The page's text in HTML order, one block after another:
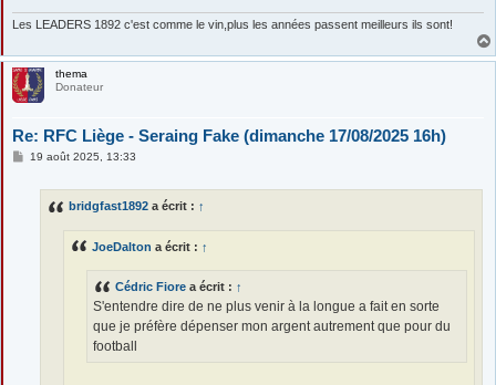
Les LEADERS 1892 c'est comme le vin,plus les années passent meilleurs ils sont!
thema
Donateur
Re: RFC Liège - Seraing Fake (dimanche 17/08/2025 16h)
M19 août 2025, 13:33
bridgfast1892 a écrit : ↑
JoeDalton a écrit : ↑
Cédric Fiore a écrit : ↑
S'entendre dire de ne plus venir à la longue a fait en sorte
que je préfère dépenser mon argent autrement que pour du
football